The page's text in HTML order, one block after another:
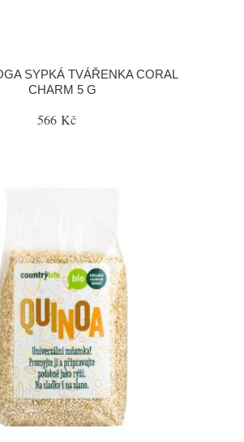
SYPKÁ TVÁŘENKA CORAL
CHARM 5 G
566 Kč